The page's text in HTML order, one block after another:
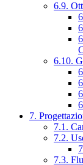
6.9.
6.10.
7.
7.1.
7.2.
7.3.